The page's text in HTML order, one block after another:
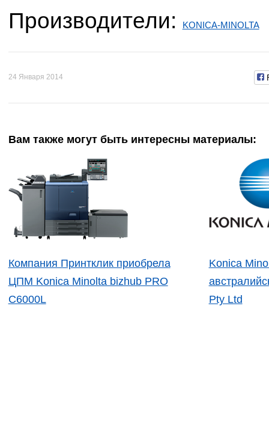
Производители: KONICA-MINOLTA
24 Января 2014
Вам также могут быть интересны материалы:
Компания Принтклик приобрела
ЦПМ Konica Minolta bizhub PRO
C6000L
Konica
Pty Ltd